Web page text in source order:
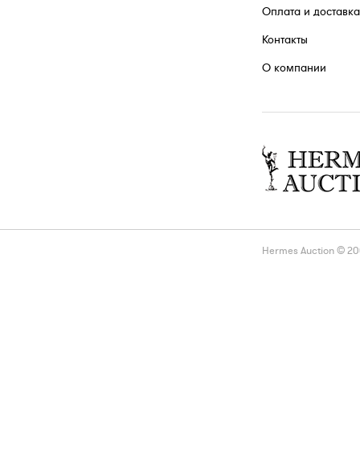
Оплата и доставка
Контакты
О компании
Hermes Auction ©